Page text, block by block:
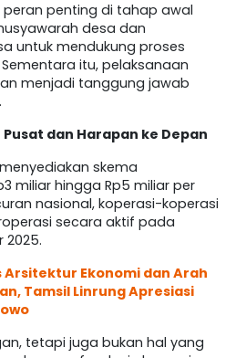
peran penting di tahap awal
desa dan
untuk mendukung proses
itu, pelaksanaan
menjadi tanggung jawab
dan Harapan ke Depan
skema
miliar hingga Rp5 miliar per
nasional, koperasi-koperasi
secara aktif pada
2025.
Arsitektur Ekonomi dan Arah
Tamsil Linrung Apresiasi
tetapi juga bukan hal yang